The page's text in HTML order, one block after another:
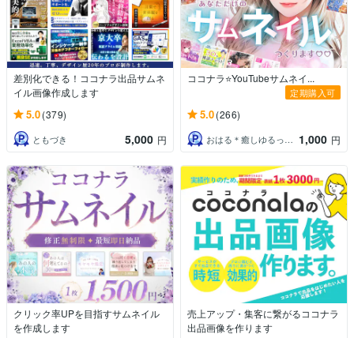
差別化できる！ココナラ出品サムネ
イル画像作成します
5.0(379)
ともづき 5,000 円
ココナラ⭐️YouTubeサムネイ...
定期購入可
5.0(266)
おはる＊癒しゆるっと開運びより ☕️ 1,000 円
クリック率UPを目指すサムネイル
を作成します
売上アップ・集客に繋がるココナラ
出品画像を作ります